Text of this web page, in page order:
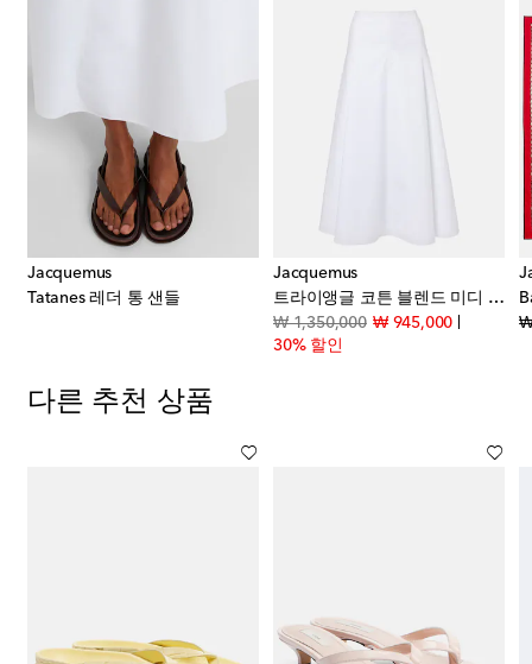
Jacquemus
Tatanes 레더 통 샌들
Jacquemus
트라이앵글 코튼 블렌드 미디 스커트
₩ 1,350,000original price
₩ 945,000discount
30% 할인
₩
다른 추천 상품